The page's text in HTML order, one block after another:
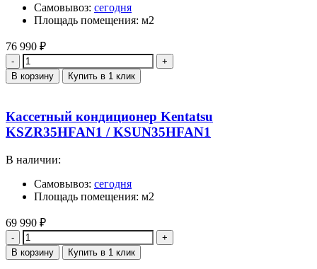
Самовывоз: сегодня
Площадь помещения: м2
76 990 ₽
Количество
В корзину Купить в 1 клик
Кассетный кондиционер Kentatsu
KSZR35HFAN1 / KSUN35HFAN1
В наличии:
Самовывоз: сегодня
Площадь помещения: м2
69 990 ₽
Количество
В корзину Купить в 1 клик